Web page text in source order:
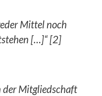
Mittel noch
[…]“ [2]
Mitgliedschaft